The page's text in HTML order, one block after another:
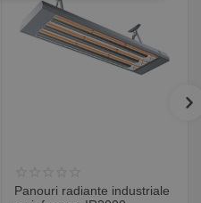
Panouri radiante industriale